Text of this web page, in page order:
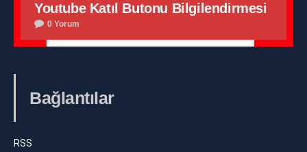
Youtube Katıl Butonu Bilgilendirmesi
0 Yorum
Bağlantılar
RSS